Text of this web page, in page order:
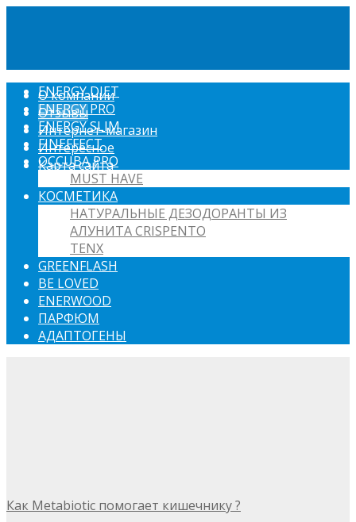
О компании
Отзывы
Интернет-магазин
Интересное
Карта сайта
ENERGY DIET
ENERGY PRO
ENERGY SLIM
FINEFFECT
OCCUBA PRO
MUST HAVE
КОСМЕТИКА
НАТУРАЛЬНЫЕ ДЕЗОДОРАНТЫ ИЗ
АЛУНИТА CRISPENTO
TENX
GREENFLASH
BE LOVED
ENERWOOD
ПАРФЮМ
АДАПТОГЕНЫ
Как Metabiotic помогает кишечнику ?